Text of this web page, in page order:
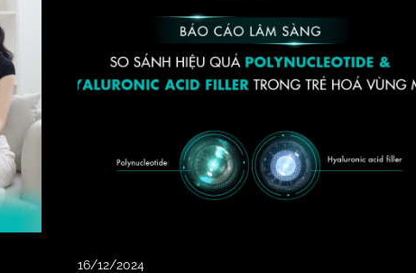
16/12/2024